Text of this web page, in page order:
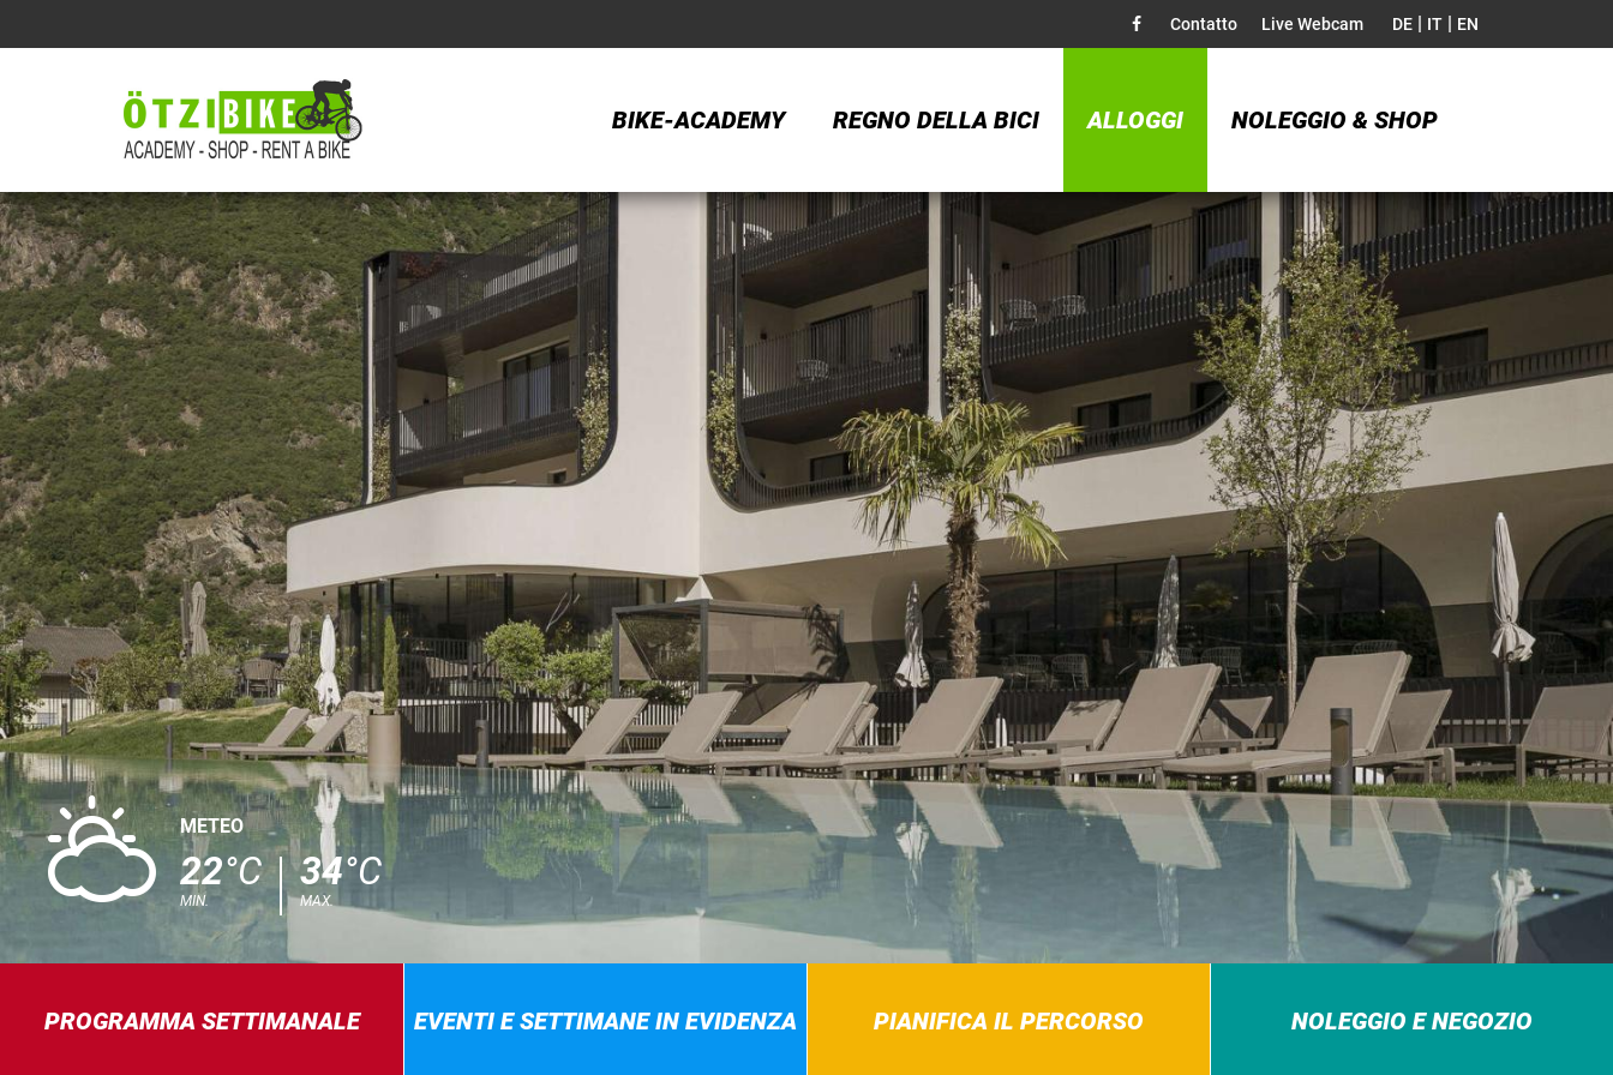
Contatto Live Webcam DE | IT | EN
BIKE-ACADEMY REGNO DELLA BICI ALLOGGI NOLEGGIO & SHOP
H METEO
22°C
MIN.
34°C
MAX.
PROGRAMMA SETTIMANALE EVENTI E SETTIMANE IN EVIDENZA PIANIFICA IL PERCORSO NOLEGGIO E NEGOZIO